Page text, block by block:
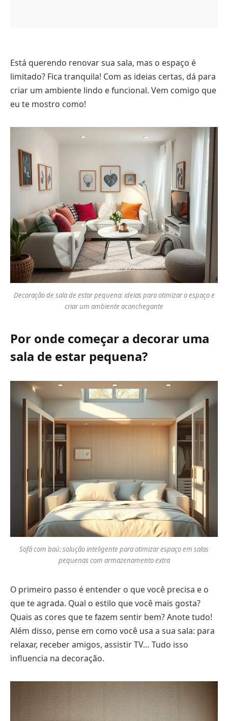
Está querendo renovar sua sala, mas o espaço é
limitado? Fica tranquila! Com as ideias certas, dá para
criar um ambiente lindo e funcional. Vem comigo que
eu te mostro como!
Decoração de sala de estar pequena: ideias para otimizar o espaço e
criar um ambiente aconchegante
Por onde começar a decorar uma
sala de estar pequena?
Sofá com baú: solução inteligente para otimizar espaço em salas
pequenas com armazenamento extra
O primeiro passo é entender o que você precisa e o
que te agrada. Qual o estilo que você mais gosta?
Quais as cores que te fazem sentir bem? Anote tudo!
Além disso, pense em como você usa a sua sala: para
relaxar, receber amigos, assistir TV… Tudo isso
influencia na decoração.